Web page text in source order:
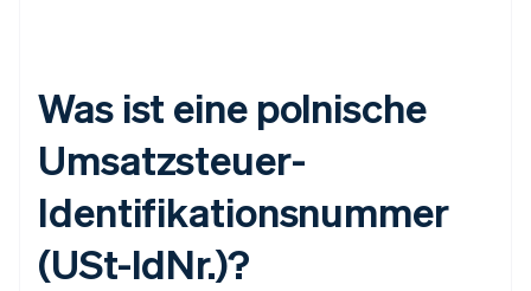
Was ist eine polnische
Umsatzsteuer-
Identifikationsnummer
(USt-IdNr.)?